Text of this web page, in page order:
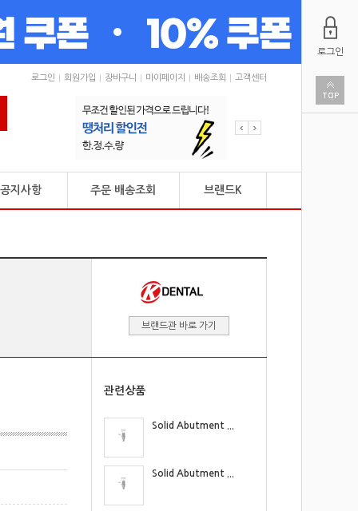
로그인 회원가입 장바구니 마이페이지 배송조회 고객센터
공지사항 주문 배송조회 브랜드K
브랜드관 바로 가기
관련상품
Solid Abutment ...
Solid Abutment ...
로그인